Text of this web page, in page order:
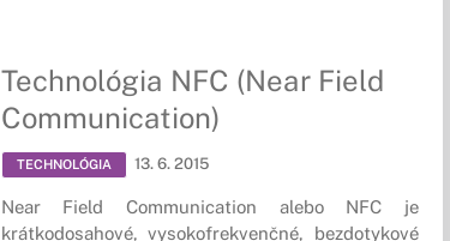
Technológia NFC (Near Field
Communication)
TECHNOLÓGIA 13. 6. 2015
Near Field Communication alebo NFC je
krátkodosahové, vysokofrekvenčné, bezdotykové